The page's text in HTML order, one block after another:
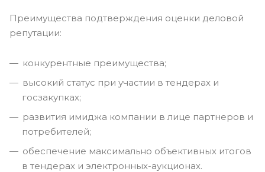
Преимущества подтверждения оценки деловой
репутации:
конкурентные преимущества;
высокий статус при участии в тендерах и
госзакупках;
развития имиджа компании в лице партнеров и
потребителей;
обеспечение максимально объективных итогов
в тендерах и электронных-аукционах.